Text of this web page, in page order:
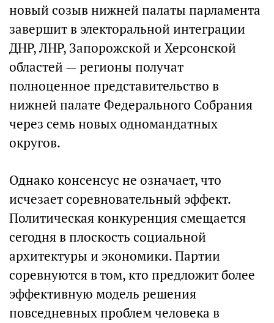
новый созыв нижней палаты парламента
завершит в электоральной интеграции
ДНР, ЛНР, Запорожской и Херсонской
областей — регионы получат
полноценное представительство в
нижней палате Федерального Собрания
через семь новых одномандатных
округов.
Однако консенсус не означает, что
исчезает соревновательный эффект.
Политическая конкуренция смещается
сегодня в плоскость социальной
архитектуры и экономики. Партии
соревнуются в том, кто предложит более
эффективную модель решения
повседневных проблем человека в